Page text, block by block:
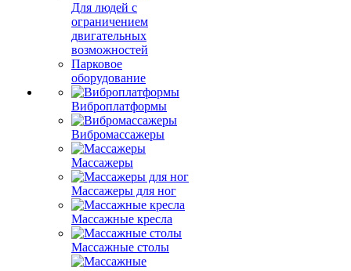
Для людей с
ограничением
двигательных
возможностей
Парковое
оборудование
Виброплатформы
Вибромассажеры
Массажеры
Массажеры для ног
Массажные кресла
Массажные столы